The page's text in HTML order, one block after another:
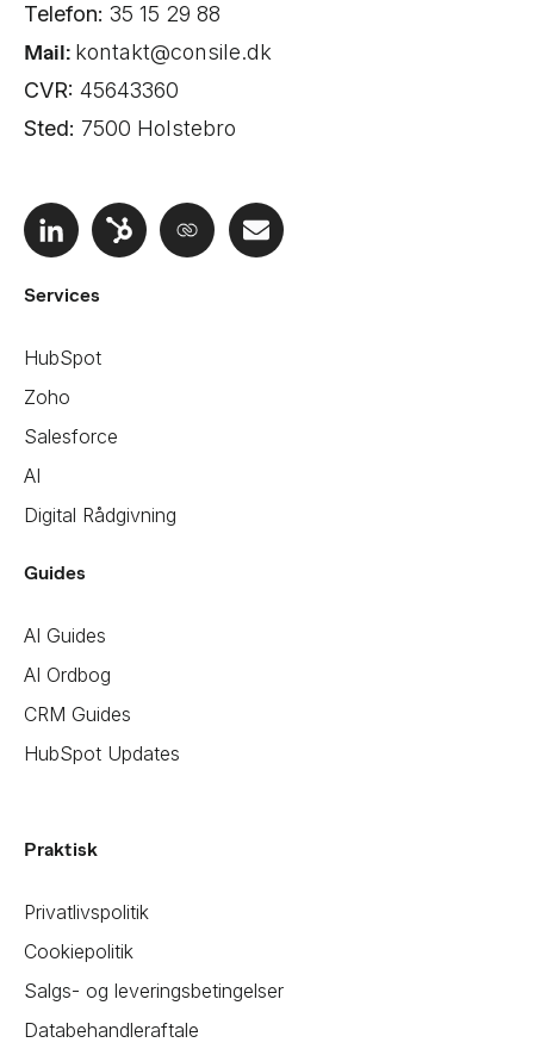
Telefon: 35 15 29 88
Mail: kontakt@consile.dk
CVR: 45643360
Sted: 7500 Holstebro
Services
HubSpot
Zoho
Salesforce
AI
Digital Rådgivning
Guides
AI Guides
AI Ordbog
CRM Guides
HubSpot Updates
Praktisk
Privatlivspolitik
Cookiepolitik
Salgs- og leveringsbetingelser
Databehandleraftale